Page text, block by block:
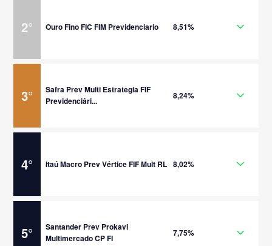
2° Ouro Fino FIC FIM Previdenciario 8,51%
3°
Safra Prev Multi Estrategia FIF
Previdenciári...
8,24%
4° Itaú Macro Prev Vértice FIF Mult RL 8,02%
5°
Santander Prev Prokavi
Multimercado CP FI
7,75%